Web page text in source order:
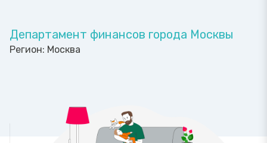
Департамент финансов города Москвы
Регион: Москва